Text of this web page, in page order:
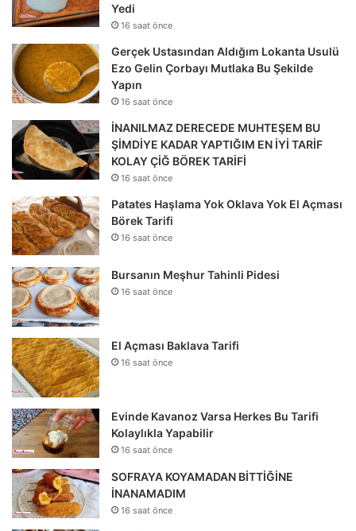
Yedi
16 saat önce
Gerçek Ustasından Aldığım Lokanta Usulü
Ezo Gelin Çorbayı Mutlaka Bu Şekilde
Yapın
16 saat önce
İNANILMAZ DERECEDE MUHTEŞEM BU
ŞİMDİYE KADAR YAPTIĞIM EN İYİ TARİF
KOLAY ÇİĞ BÖREK TARİFİ
16 saat önce
Patates Haşlama Yok Oklava Yok El Açması
Börek Tarifi
16 saat önce
Bursanın Meşhur Tahinli Pidesi
16 saat önce
El Açması Baklava Tarifi
16 saat önce
Evinde Kavanoz Varsa Herkes Bu Tarifi
Kolaylıkla Yapabilir
16 saat önce
SOFRAYA KOYAMADAN BİTTİĞİNE
İNANAMADIM
16 saat önce